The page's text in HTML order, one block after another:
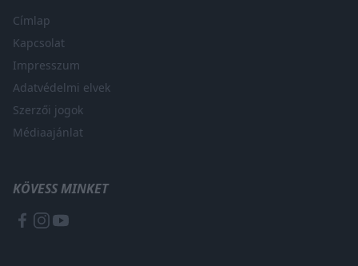
Címlap
Kapcsolat
Impresszum
Adatvédelmi elvek
Szerzői jogok
Médiaajánlat
KÖVESS MINKET